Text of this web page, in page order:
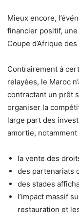
Mieux encore,
financier positif,
Coupe d’Afrique
Contrairement à
relayées, le Maroc
contractant un prêt
organiser la
large part des
amortie, notamment
la vente des
des partenariats
des stades
l’impact massif
restauration et